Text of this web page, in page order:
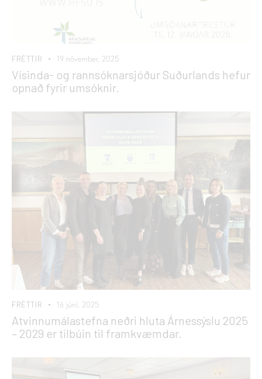
FRÉTTIR 19 nóvember, 2025
Vísinda- og rannsóknarsjóður Suðurlands hefur
opnað fyrir umsóknir.
FRÉTTIR 16 júní, 2025
Atvinnumálastefna neðri hluta Árnessýslu 2025
– 2029 er tilbúin til framkvæmdar.